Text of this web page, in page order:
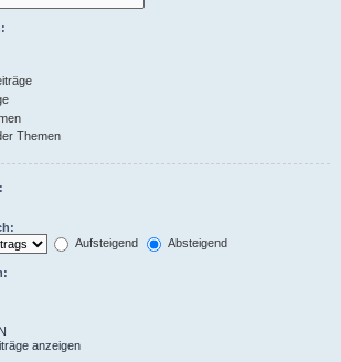
Themen
Aufsteigend
Absteigend
anzeigen